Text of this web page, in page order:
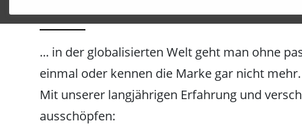
Basisfunktionen
der
... in der globalisierten Welt geht man ohne
einmal oder kennen die Marke gar nicht mehr.
Mit unserer langjährigen Erfahrung und
ausschöpfen: